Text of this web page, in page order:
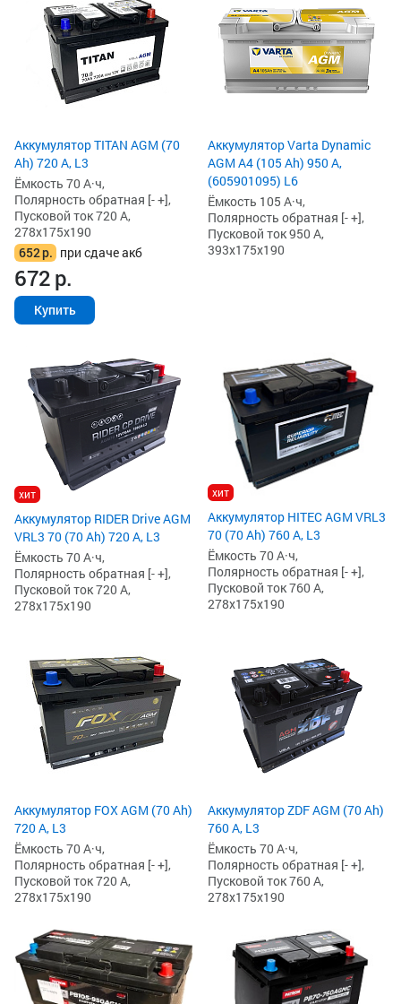
Аккумулятор TITAN AGM (70
Ah) 720 А, L3
Ёмкость 70 А·ч,
Полярность обратная [- +],
Пусковой ток 720 А,
278x175x190
652р. при сдаче акб
672р.
Купить
Аккумулятор Varta Dynamic
AGM A4 (105 Ah) 950 А,
(605901095) L6
Ёмкость 105 А·ч,
Полярность обратная [- +],
Пусковой ток 950 А,
393x175x190
хит
Аккумулятор RIDER Drive AGM
VRL3 70 (70 Ah) 720 А, L3
Ёмкость 70 А·ч,
Полярность обратная [- +],
Пусковой ток 720 А,
278x175x190
хит
Аккумулятор HITEC AGM VRL3
70 (70 Ah) 760 А, L3
Ёмкость 70 А·ч,
Полярность обратная [- +],
Пусковой ток 760 А,
278x175x190
Аккумулятор FOX AGM (70 Ah)
720 А, L3
Ёмкость 70 А·ч,
Полярность обратная [- +],
Пусковой ток 720 А,
278x175x190
Аккумулятор ZDF AGM (70 Ah)
760 А, L3
Ёмкость 70 А·ч,
Полярность обратная [- +],
Пусковой ток 760 А,
278x175x190